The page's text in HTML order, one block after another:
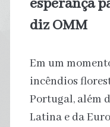
esperança
diz OMM
Em um
incêndios
Portugal, além
Latina e da